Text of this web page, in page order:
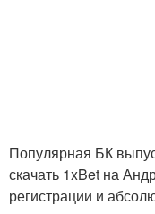
Популярная БК
скачать 1xBet на
регистрации и